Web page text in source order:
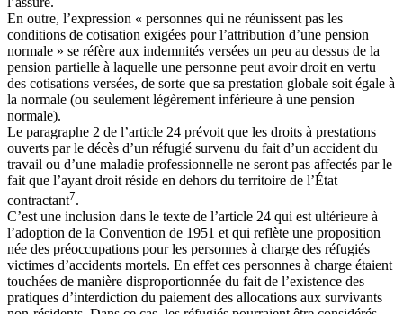
En outre, l’expression « personnes qui ne réunissent pas les
conditions de cotisation exigées pour l’attribution d’une pension
normale » se réfère aux indemnités versées un peu au dessus de la
pension partielle à laquelle une personne peut avoir droit en vertu
des cotisations versées, de sorte que sa prestation globale soit égale à
la normale (ou seulement légèrement inférieure à une pension
normale).
Le paragraphe 2 de l’article 24 prévoit que les droits à prestations
ouverts par le décès d’un réfugié survenu du fait d’un accident du
travail ou d’une maladie professionnelle ne seront pas affectés par le
fait que l’ayant droit réside en dehors du territoire de l’État
contractant7.
C’est une inclusion dans le texte de l’article 24 qui est ultérieure à
l’adoption de la Convention de 1951 et qui reflète une proposition
née des préoccupations pour les personnes à charge des réfugiés
victimes d’accidents mortels. En effet ces personnes à charge étaient
touchées de manière disproportionnée du fait de l’existence des
pratiques d’interdiction du paiement des allocations aux survivants